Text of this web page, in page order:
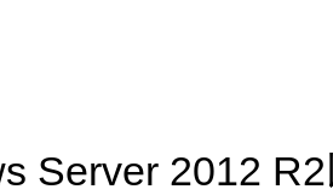
Server 2012